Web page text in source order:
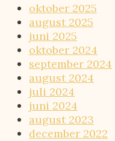
oktober 2025
august 2025
juni 2025
oktober 2024
september 2024
august 2024
juli 2024
juni 2024
august 2023
december 2022